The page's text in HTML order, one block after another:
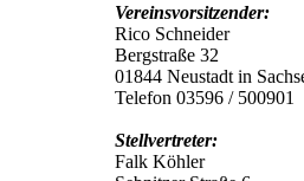
Vereinsvorsitzender:
Rico Schneider
Bergstraße 32
01844 Neustadt in
Telefon 03596 / 500901
Stellvertreter:
Falk Köhler